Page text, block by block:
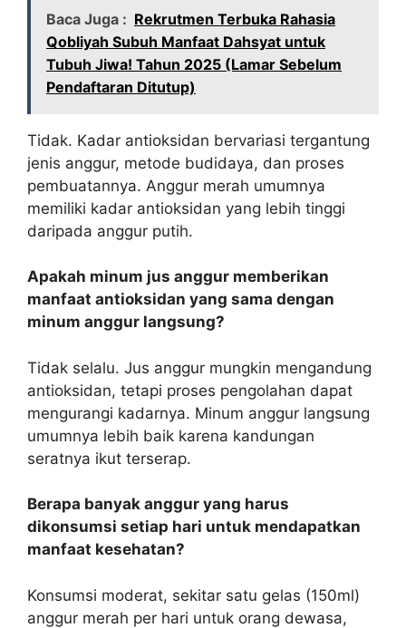
Baca Juga : Rekrutmen Terbuka Rahasia
Qobliyah Subuh Manfaat Dahsyat untuk
Tubuh Jiwa! Tahun 2025 (Lamar Sebelum
Pendaftaran Ditutup)
Tidak. Kadar antioksidan bervariasi tergantung
jenis anggur, metode budidaya, dan proses
pembuatannya. Anggur merah umumnya
memiliki kadar antioksidan yang lebih tinggi
daripada anggur putih.
Apakah minum jus anggur memberikan
manfaat antioksidan yang sama dengan
minum anggur langsung?
Tidak selalu. Jus anggur mungkin mengandung
antioksidan, tetapi proses pengolahan dapat
mengurangi kadarnya. Minum anggur langsung
umumnya lebih baik karena kandungan
seratnya ikut terserap.
Berapa banyak anggur yang harus
dikonsumsi setiap hari untuk mendapatkan
manfaat kesehatan?
Konsumsi moderat, sekitar satu gelas (150ml)
anggur merah per hari untuk orang dewasa,